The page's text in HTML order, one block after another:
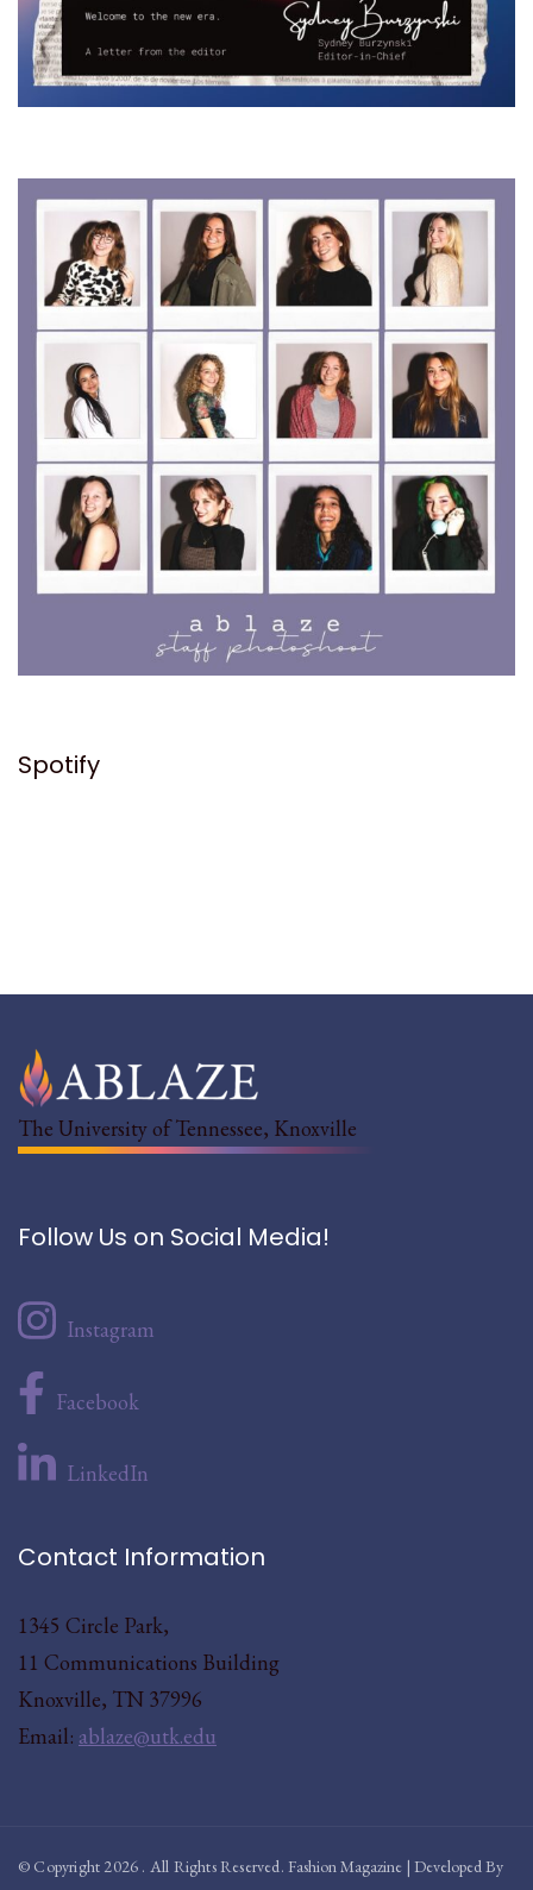
Spotify
The University of Tennessee, Knoxville
Follow Us on Social Media!
Instagram
Facebook
LinkedIn
Contact Information
1345 Circle Park,
11 Communications Building
Knoxville, TN 37996
Email: ablaze@utk.edu
© Copyright 2026 . All Rights Reserved.Fashion Magazine | Developed By